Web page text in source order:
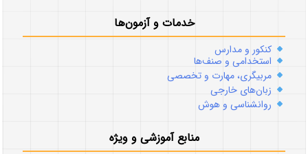
خدمات و آزمون‌ها
کنکور و مدارس
استخدامی و صنف‌ها
مربیگری، مهارت و تخصصی
زبان‌های خارجی
روانشناسی و هوش
منابع آموزشی و ویژه